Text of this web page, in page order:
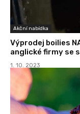
Akční nabídka
Výprodej boilies
anglické firmy se
1. 10. 2023